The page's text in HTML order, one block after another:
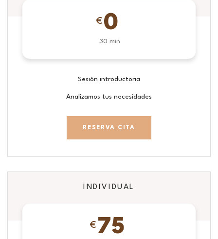
€ 0
30 min
Sesión introductoria
Analizamos tus necesidades
RESERVA CITA
INDIVIDUAL
€ 75